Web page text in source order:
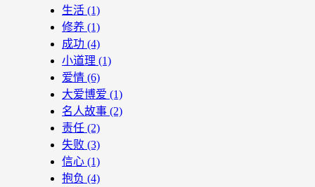
生活 (1)
修养 (1)
成功 (4)
小道理 (1)
爱情 (6)
大爱博爱 (1)
名人故事 (2)
责任 (2)
失败 (3)
信心 (1)
抱负 (4)